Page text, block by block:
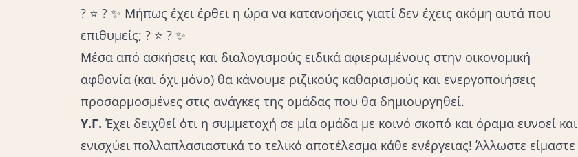
? ⭐️ ? ✨ Μήπως έχει έρθει η ώρα να κατανοήσεις γιατί δεν έχεις ακόμη αυτά που
επιθυμείς; ? ⭐️ ? ✨
Μέσα από ασκήσεις και διαλογισμούς ειδικά αφιερωμένους στην οικονομική
αφθονία (και όχι μόνο) θα κάνουμε ριζικούς καθαρισμούς και ενεργοποιήσεις
προσαρμοσμένες στις ανάγκες της ομάδας που θα δημιουργηθεί.
Υ.Γ. Έχει δειχθεί ότι η συμμετοχή σε μία ομάδα με κοινό σκοπό και όραμα ευνοεί και
ενισχύει πολλαπλασιαστικά το τελικό αποτέλεσμα κάθε ενέργειας! Άλλωστε είμαστε